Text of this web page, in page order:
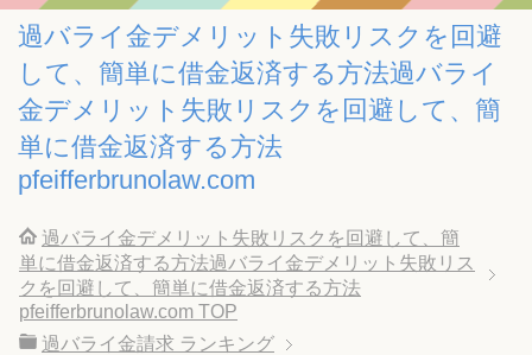
過バライ金デメリット失敗リスクを回避
して、簡単に借金返済する方法過バライ
金デメリット失敗リスクを回避して、簡
単に借金返済する方法
pfeifferbrunolaw.com
過バライ金デメリット失敗リスクを回避して、簡
単に借金返済する方法過バライ金デメリット失敗リス
クを回避して、簡単に借金返済する方法
pfeifferbrunolaw.com TOP
過バライ金請求 ランキング